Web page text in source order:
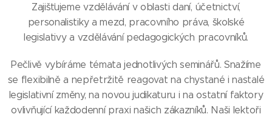
Zajišťujeme vzdělávání v oblasti daní, účetnictví,
personalistiky a mezd, pracovního práva, školské
legislativy a vzdělávání pedagogických pracovníků.
Pečlivě vybíráme témata jednotlivých seminářů. Snažíme
se flexibilně a nepřetržitě reagovat na chystané i nastalé
legislativní změny, na novou judikaturu i na ostatní faktory
ovlivňující každodenní praxi našich zákazníků. Naši lektoři